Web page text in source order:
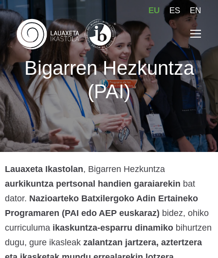
EU ES EN
Bigarren Hezkuntza
(PAI)
Lauaxeta Ikastolan, Bigarren Hezkuntza
aurkikuntza pertsonal handien garaiarekin bat
dator. Nazioarteko Batxilergoko Adin Ertaineko
Programaren (PAI edo AEP euskaraz) bidez, ohiko
curriculuma ikaskuntza-esparru dinamiko bihurtzen
dugu, gure ikasleak zalantzan jartzera, aztertzera